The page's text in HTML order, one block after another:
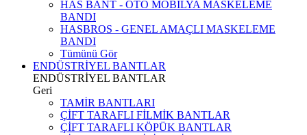
HAS BANT - OTO MOBİLYA MASKELEME
BANDI
HASBROS - GENEL AMAÇLI MASKELEME
BANDI
Tümünü Gör
ENDÜSTRİYEL BANTLAR
ENDÜSTRİYEL BANTLAR
Geri
TAMİR BANTLARI
ÇİFT TARAFLI FİLMİK BANTLAR
ÇİFT TARAFLI KÖPÜK BANTLAR